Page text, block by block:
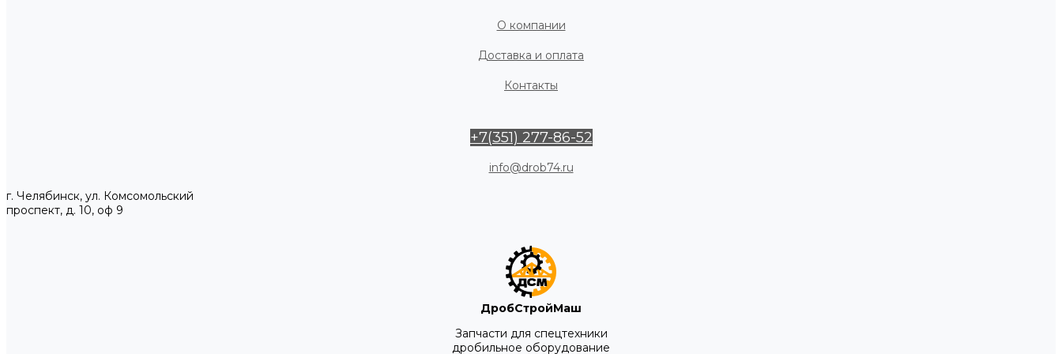
О компании
Доставка и оплата
Контакты
+7(351) 277-86-52
info@drob74.ru
г. Челябинск, ул. Комсомольский
проспект, д. 10, оф 9
ДробСтройМаш
Запчасти для спецтехники
дробильное оборудование